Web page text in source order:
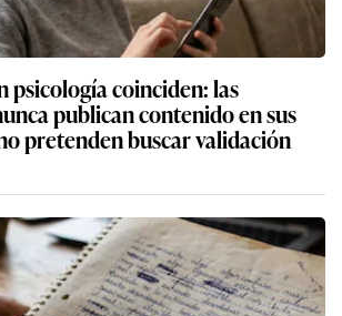
psicología coinciden: las
publican contenido en sus
pretenden buscar validación